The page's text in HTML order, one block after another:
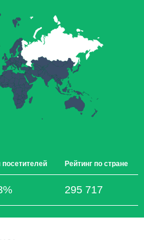
Рейтинг по стране
295 717